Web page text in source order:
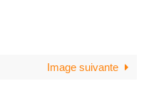
Image suivante